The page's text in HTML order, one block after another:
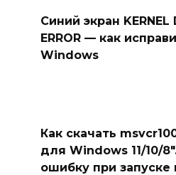
Синий экран KERNEL
ERROR — как
Windows
Как скачать
для Windows 11/10/
ошибку при запуске